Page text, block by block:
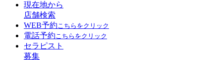
現在地から
店舗検索
WEB予約こちらをクリック
電話予約こちらをクリック
セラピスト
募集